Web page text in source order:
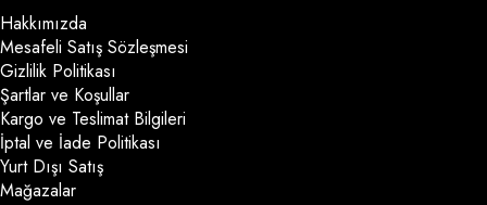
Hakkımızda
Mesafeli Satış Sözleşmesi
Gizlilik Politikası
Şartlar ve Koşullar
Kargo ve Teslimat Bilgileri
İptal ve İade Politikası
Yurt Dışı Satış
Mağazalar